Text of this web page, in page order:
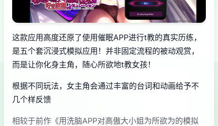
这款应用高度还原了使用催眠APP进行t教的真实历练，
是五个套沉浸式模拟应用！并非固定流程的被动观赏，
而是让你化身主角，随心所欲地t教女孩！
根据不同玩法，女主角会通过丰富的台词和动画给予不
几个样反馈
相较于前作《用洗脑APP对高傲大小姐为所欲为的模拟